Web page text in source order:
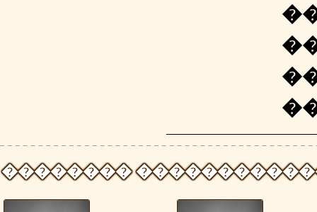
��������